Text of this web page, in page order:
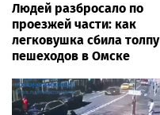
Людей разбросало по
проезжей части: как
легковушка сбила толпу
пешеходов в Омске